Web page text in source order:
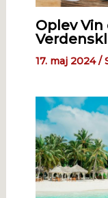
Oplev
17. maj 2024/